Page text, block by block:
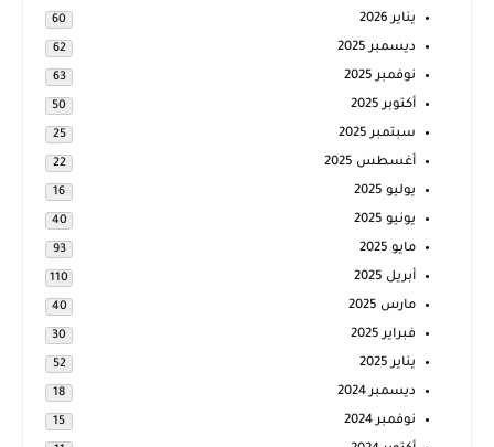
يناير 2026 60
ديسمبر 2025 62
نوفمبر 2025 63
أكتوبر 2025 50
سبتمبر 2025 25
أغسطس 2025 22
يوليو 2025 16
يونيو 2025 40
مايو 2025 93
أبريل 2025 110
مارس 2025 40
فبراير 2025 30
يناير 2025 52
ديسمبر 2024 18
نوفمبر 2024 15